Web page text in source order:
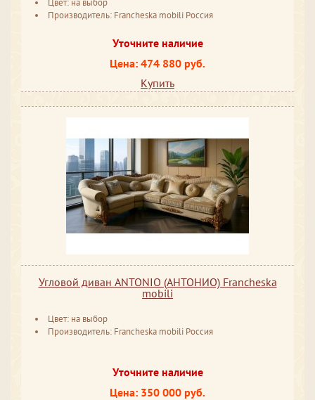
Цвет: на выбор
Производитель: Francheska mobili Россия
Уточните наличие
Цена: 474 880 руб.
Купить
Угловой диван ANTONIO (АНТОНИО) Francheska
mobili
Цвет: на выбор
Производитель: Francheska mobili Россия
Уточните наличие
Цена: 350 000 руб.